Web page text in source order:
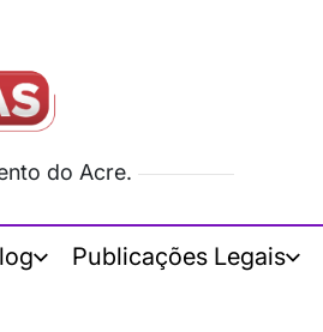
do Acre.
Publicações Legais